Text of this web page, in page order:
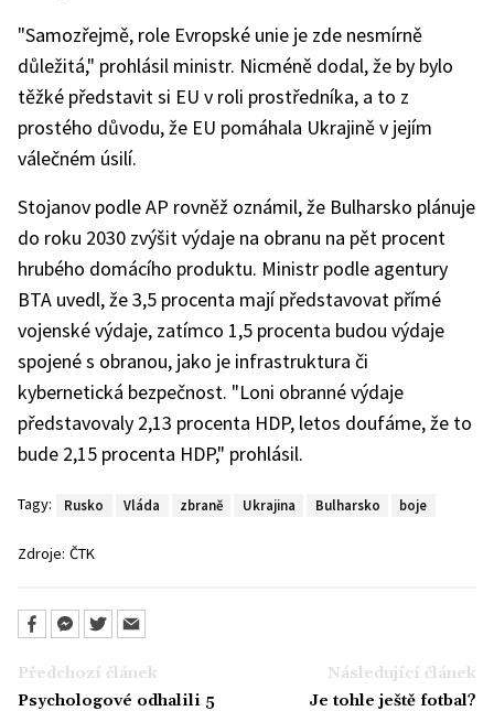
"Samozřejmě, role Evropské unie je zde nesmírně
důležitá," prohlásil ministr. Nicméně dodal, že by bylo
těžké představit si EU v roli prostředníka, a to z
prostého důvodu, že EU pomáhala Ukrajině v jejím
válečném úsilí.
Stojanov podle AP rovněž oznámil, že Bulharsko plánuje
do roku 2030 zvýšit výdaje na obranu na pět procent
hrubého domácího produktu. Ministr podle agentury
BTA uvedl, že 3,5 procenta mají představovat přímé
vojenské výdaje, zatímco 1,5 procenta budou výdaje
spojené s obranou, jako je infrastruktura či
kybernetická bezpečnost. "Loni obranné výdaje
představovaly 2,13 procenta HDP, letos doufáme, že to
bude 2,15 procenta HDP," prohlásil.
Tagy: Rusko Vláda zbraně Ukrajina Bulharsko boje
Zdroje: ČTK
Předchozí článek
Psychologové odhalili 5
Následující článek
Je tohle ještě fotbal?